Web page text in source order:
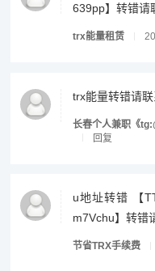
639pp】转错请
trx能量租赁
trx能量转错请
长春个人兼职《
回复
u地址转错 【
m7Vchu】转错
节省TRX手续费